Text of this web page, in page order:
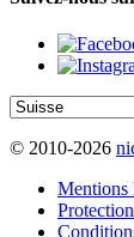
© 2010-2026
Mentions